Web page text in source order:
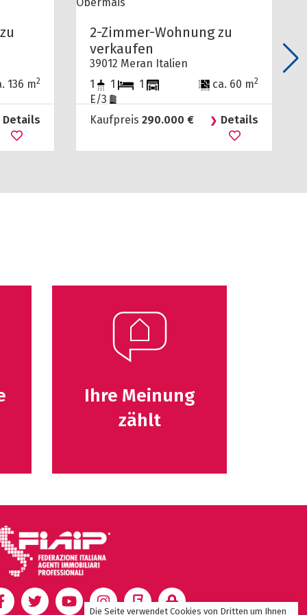
Die Seite verwendet Cookies von Dritten um Ihnen
136 m2
Details
2-Zimmer-Wohnung zu
verkaufen
39012 Meran Italien
ca. 60 m2
1 1
1
E/3
Kaufpreis 290.000 € Details
Ihre Meinung
zählt